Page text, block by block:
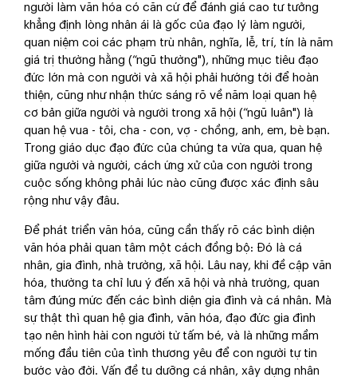
người làm văn hóa có căn cứ để đánh giá cao tư tưởng
khẳng định lòng nhân ái là gốc của đạo lý làm người,
quan niệm coi các phạm trù nhân, nghĩa, lễ, trí, tín là năm
giá trị thường hằng (“ngũ thường"), những mục tiêu đạo
đức lớn mà con người và xã hội phải hướng tới để hoàn
thiện, cũng như nhận thức sáng rõ về năm loại quan hệ
cơ bản giữa người và người trong xã hội (“ngũ luân") là
quan hệ vua - tôi, cha - con, vợ - chồng, anh, em, bè bạn.
Trong giáo dục đạo đức của chúng ta vừa qua, quan hệ
giữa người và người, cách ứng xử của con người trong
cuộc sống không phải lúc nào cũng được xác định sâu
rộng như vậy đâu.
Để phát triển văn hóa, cũng cần thấy rõ các bình diện
văn hóa phải quan tâm một cách đồng bộ: Đó là cá
nhân, gia đình, nhà trường, xã hội. Lâu nay, khi đề cập văn
hóa, thường ta chỉ lưu ý đến xã hội và nhà trường, quan
tâm đúng mức đến các bình diện gia đình và cá nhân. Mà
sự thật thì quan hệ gia đình, văn hóa, đạo đức gia đình
tạo nên hình hài con người từ tấm bé, và là những mầm
mống đầu tiên của tình thương yêu để con người tự tin
bước vào đời. Vấn đề tu dưỡng cá nhân, xây dựng nhân